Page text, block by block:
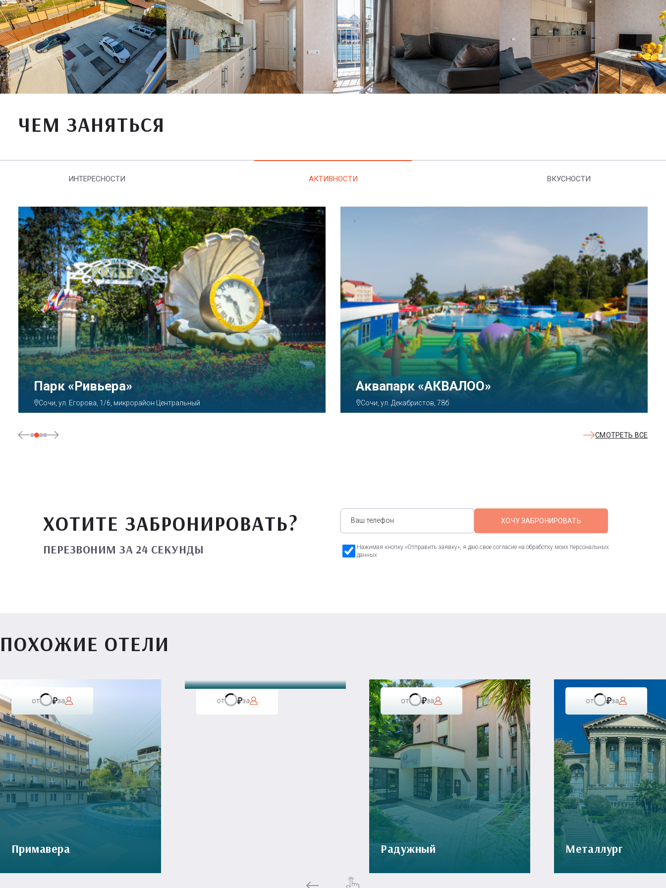
ЧЕМ ЗАНЯТЬСЯ
ИНТЕРЕСНОСТИ АКТИВНОСТИ ВКУСНОСТИ
Аквапарк «АКВАЛОО»
Сочи, ул. Декабристов, 78б
Тематический парк развлечений «Сочи
Парк»
СМОТРЕТЬ ВСЕ
ХОТИТЕ ЗАБРОНИРОВАТЬ?
ПЕРЕЗВОНИМ ЗА 24 СЕКУНДЫ
ХОЧУ ЗАБРОНИРОВАТЬ
Нажимая кнопку «Отправить заявку», я даю свое согласие на обработку моих персональных
данных
ПОХОЖИЕ ОТЕЛИ
от за
Примавера
от за от за
Радужный
от за
Металлург